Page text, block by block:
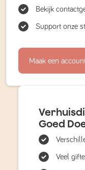
Bekijk
Support onze
Maak een
Goed
Veel